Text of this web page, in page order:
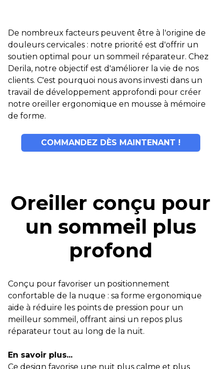
De nombreux facteurs peuvent être à l'origine de
douleurs cervicales : notre priorité est d'offrir un
soutien optimal pour un sommeil réparateur. Chez
Derila, notre objectif est d'améliorer la vie de nos
clients. C'est pourquoi nous avons investi dans un
travail de développement approfondi pour créer
notre oreiller ergonomique en mousse à mémoire
de forme.
COMMANDEZ DÈS MAINTENANT !
Oreiller conçu pour
un sommeil plus
profond
Conçu pour favoriser un positionnement
confortable de la nuque : sa forme ergonomique
aide à réduire les points de pression pour un
meilleur sommeil, offrant ainsi un repos plus
réparateur tout au long de la nuit.
En savoir plus...
Ce design favorise une nuit plus calme et plus